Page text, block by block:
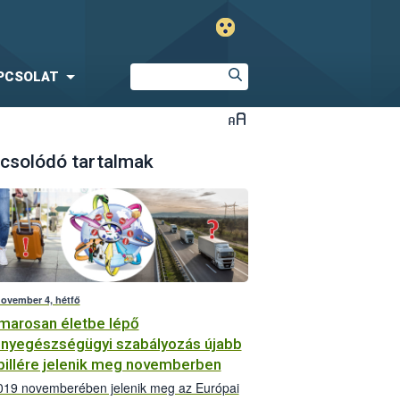
tartalmak
4, hétfő
életbe lépő
szabályozás újabb
jelenik meg novemberben
novemberében jelenik meg az Európai